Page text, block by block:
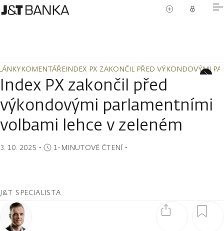
KOMENTÁŘEINDEX PX ZAKONČIL PŘED VÝKONDOVÝMI
KOMENTÁŘEINDEX PX ZAKONČIL PŘED VÝKONDOVÝMI
Index PX zakončil před
výkondovými parlamentními
volbami lehce v zeleném
3. 10. 2025 ・ 1-MINUTOVÉ ČTENÍ・
J&T SPECIALISTA